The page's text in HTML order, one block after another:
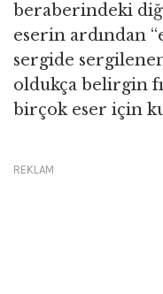
beraberindeki
eserin ardından
sergide
oldukça belirgin
birçok eser için
REKLAM